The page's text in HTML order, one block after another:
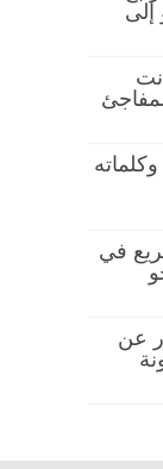
إلى
في
عن